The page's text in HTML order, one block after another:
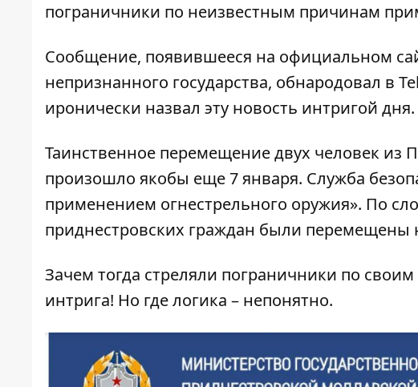
пограничники по неизвестным причинам
Сообщение, появившееся на официальном
непризнанного государства, обнародовал в
иронически назвал эту новость интригой дня.
Таинственное перемещение двух человек из
произошло якобы еще 7 января. Служба
применением огнестрельного оружия». По
приднестровских граждан были перемещены
Зачем тогда стреляли пограничники по
интрига! Но где логика – непонятно.